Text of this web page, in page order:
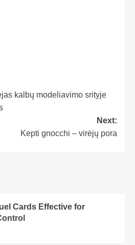
kalbų modeliavimo srityje
Next:
Kepti gnocchi – virėjų pora
Cards Effective for